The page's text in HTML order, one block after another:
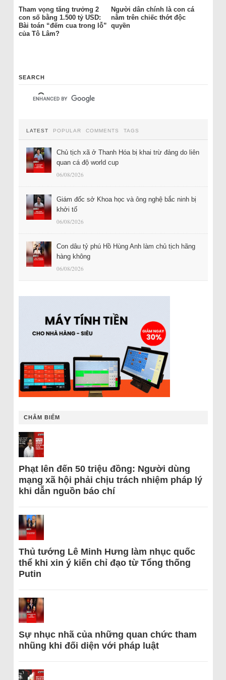
Tham vọng tăng trưởng 2
con số bằng 1.500 tỷ USD:
Bài toán “đếm cua trong lỗ”
của Tô Lâm?
Người dân chính là con cá
nằm trên chiếc thớt độc
quyền
SEARCH
LATEST POPULAR COMMENTS TAGS
Chủ tịch xã ở Thanh Hóa bị khai trừ đảng do liên
quan cá độ world cup
06/08/2026
Giám đốc sở Khoa học và ông nghệ bắc ninh bị
khởi tố
06/08/2026
Con dâu tỷ phú Hồ Hùng Anh làm chủ tịch hãng
hàng không
06/08/2026
CHÂM BIẾM
Phạt lên đến 50 triệu đồng: Người dùng
mạng xã hội phải chịu trách nhiệm pháp lý
khi dẫn nguồn báo chí
Thủ tướng Lê Minh Hưng làm nhục quốc
thể khi xin ý kiến chỉ đạo từ Tổng thống
Putin
Sự nhục nhã của những quan chức tham
nhũng khi đối diện với pháp luật